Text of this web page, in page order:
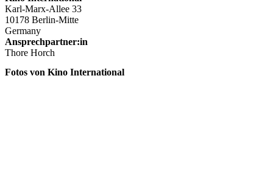
Karl-Marx-Allee 33
10178 Berlin-Mitte
Germany
Ansprechpartner:in
Thore Horch
Fotos von Kino International